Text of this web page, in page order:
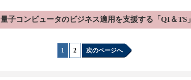
量子コンピュータのビジネス適用を支援する「QI＆TS」
1 2 次のページへ